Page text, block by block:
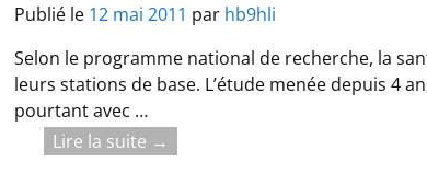
Publié le 12 mai 2011 par hb9hli
Selon le programme national de recherche, la
leurs stations de base. L’étude menée depuis 4
pourtant avec …
Lire la suite →